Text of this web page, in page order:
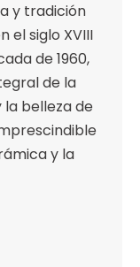
y tradición
el siglo XVIII
de 1960,
de la
la belleza de
y la